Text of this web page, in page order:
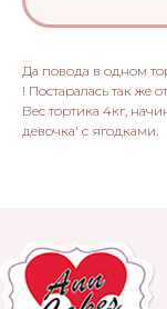
Да повода в одном
! Постаралась так же
Вес тортика 4кг,
девочка' с ягодками.